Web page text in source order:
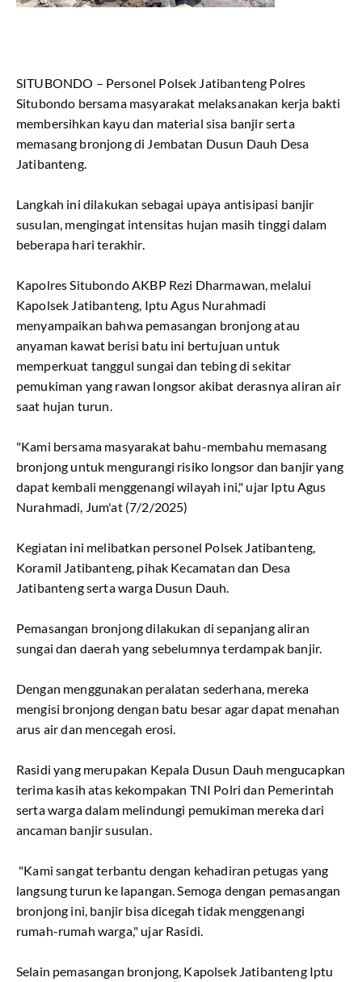
SITUBONDO – Personel Polsek Jatibanteng Polres
Situbondo bersama masyarakat melaksanakan kerja bakti
membersihkan kayu dan material sisa banjir serta
memasang bronjong di Jembatan Dusun Dauh Desa
Jatibanteng.
Langkah ini dilakukan sebagai upaya antisipasi banjir
susulan, mengingat intensitas hujan masih tinggi dalam
beberapa hari terakhir.
Kapolres Situbondo AKBP Rezi Dharmawan, melalui
Kapolsek Jatibanteng, Iptu Agus Nurahmadi
menyampaikan bahwa pemasangan bronjong atau
anyaman kawat berisi batu ini bertujuan untuk
memperkuat tanggul sungai dan tebing di sekitar
pemukiman yang rawan longsor akibat derasnya aliran air
saat hujan turun.
"Kami bersama masyarakat bahu-membahu memasang
bronjong untuk mengurangi risiko longsor dan banjir yang
dapat kembali menggenangi wilayah ini," ujar Iptu Agus
Nurahmadi, Jum'at (7/2/2025)
Kegiatan ini melibatkan personel Polsek Jatibanteng,
Koramil Jatibanteng, pihak Kecamatan dan Desa
Jatibanteng serta warga Dusun Dauh.
Pemasangan bronjong dilakukan di sepanjang aliran
sungai dan daerah yang sebelumnya terdampak banjir.
Dengan menggunakan peralatan sederhana, mereka
mengisi bronjong dengan batu besar agar dapat menahan
arus air dan mencegah erosi.
Rasidi yang merupakan Kepala Dusun Dauh mengucapkan
terima kasih atas kekompakan TNI Polri dan Pemerintah
serta warga dalam melindungi pemukiman mereka dari
ancaman banjir susulan.
"Kami sangat terbantu dengan kehadiran petugas yang
langsung turun ke lapangan. Semoga dengan pemasangan
bronjong ini, banjir bisa dicegah tidak menggenangi
rumah-rumah warga," ujar Rasidi.
Selain pemasangan bronjong, Kapolsek Jatibanteng Iptu